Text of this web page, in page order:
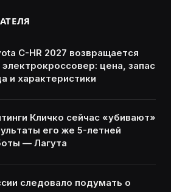
C-HR 2027 возвращается
электрокроссовер: цена, запас
и характеристики
Кличко сейчас «убивают»
его же 5-летней
— Лагута
следовало подумать о